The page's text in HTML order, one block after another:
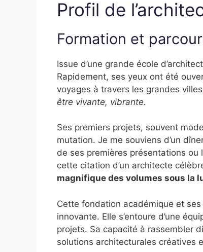
Profil de
Formation et
Issue d’une grande école
Rapidement, ses yeux ont été
voyages à travers les grandes
être vivante, vibrante.
Ses premiers projets, souvent
mutation. Je me souviens d’un
de ses premières présentations ou
cette citation d’un architecte
magnifique des volumes sous la
Cette fondation académique et
innovante. Elle s’entoure d’une
projets. Sa capacité à rassembler
solutions architecturales créatives